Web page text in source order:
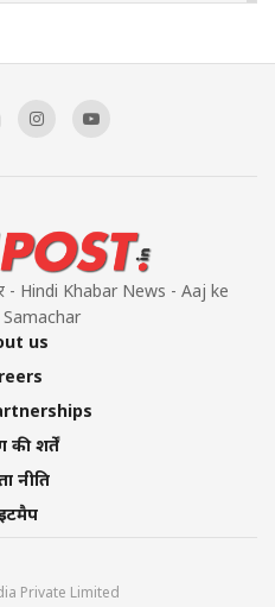
Sagar
- Hindi Khabar News - Aaj ke
us
की शर्तें
नीति
Private Limited